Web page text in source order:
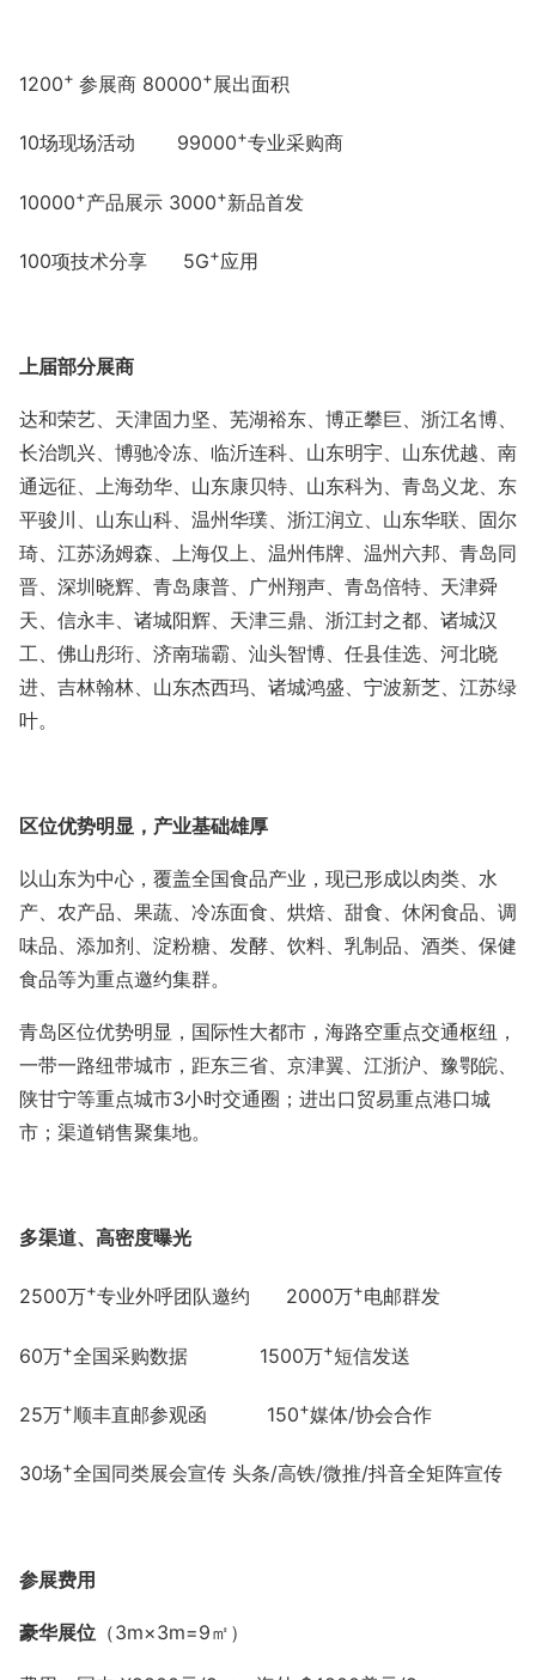
1200+ 参展商 80000+展出面积
10场现场活动 99000+专业采购商
10000+产品展示 3000+新品首发
100项技术分享 5G+应用
上届部分展商
达和荣艺、天津固力坚、芜湖裕东、博正攀巨、浙江名博、
长治凯兴、博驰冷冻、临沂连科、山东明宇、山东优越、南
通远征、上海劲华、山东康贝特、山东科为、青岛义龙、东
平骏川、山东山科、温州华璞、浙江润立、山东华联、固尔
琦、江苏汤姆森、上海仅上、温州伟牌、温州六邦、青岛同
晋、深圳晓辉、青岛康普、广州翔声、青岛倍特、天津舜
天、信永丰、诸城阳辉、天津三鼎、浙江封之都、诸城汉
工、佛山彤珩、济南瑞霸、汕头智博、任县佳选、河北晓
进、吉林翰林、山东杰西玛、诸城鸿盛、宁波新芝、江苏绿
叶。
区位优势明显，产业基础雄厚
以山东为中心，覆盖全国食品产业，现已形成以肉类、水
产、农产品、果蔬、冷冻面食、烘焙、甜食、休闲食品、调
味品、添加剂、淀粉糖、发酵、饮料、乳制品、酒类、保健
食品等为重点邀约集群。
青岛区位优势明显，国际性大都市，海路空重点交通枢纽，
一带一路纽带城市，距东三省、京津翼、江浙沪、豫鄂皖、
陕甘宁等重点城市3小时交通圈；进出口贸易重点港口城
市；渠道销售聚集地。
多渠道、高密度曝光
2500万+专业外呼团队邀约 2000万+电邮群发
60万+全国采购数据 1500万+短信发送
25万+顺丰直邮参观函 150+媒体/协会合作
30场+全国同类展会宣传 头条/高铁/微推/抖音全矩阵宣传
参展费用
豪华展位 （3m×3m=9㎡）